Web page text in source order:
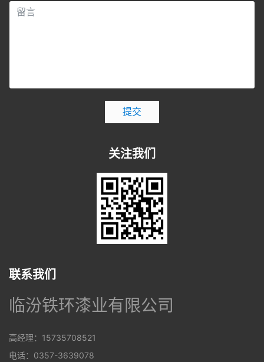
提交
关注我们
联系我们
临汾铁环漆业有限公司
高经理：15735708521
电话：0357-3639078